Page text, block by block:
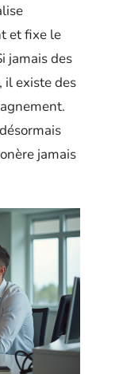
et fixe le
jamais des
il existe des
jamais